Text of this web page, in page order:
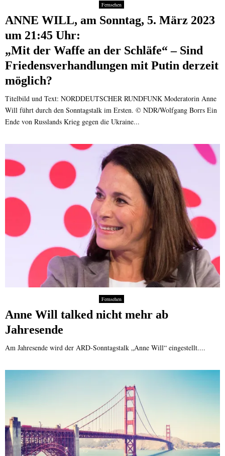
Fernsehen
ANNE WILL, am Sonntag, 5. März 2023
um 21:45 Uhr:
„Mit der Waffe an der Schläfe“ – Sind
Friedensverhandlungen mit Putin derzeit
möglich?
Titelbild und Text: NORDDEUTSCHER RUNDFUNK Moderatorin Anne
Will führt durch den Sonntagstalk im Ersten. © NDR/Wolfgang Borrs Ein
Ende von Russlands Krieg gegen die Ukraine...
Fernsehen
Anne Will talked nicht mehr ab
Jahresende
Am Jahresende wird der ARD-Sonntagstalk „Anne Will“ eingestellt....